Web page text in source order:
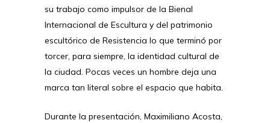
su trabajo como impulsor de la Bienal
Internacional de Escultura y del patrimonio
escultórico de Resistencia lo que terminó por
torcer, para siempre, la identidad cultural de
la ciudad. Pocas veces un hombre deja una
marca tan literal sobre el espacio que habita.
Durante la presentación, Maximiliano Acosta,